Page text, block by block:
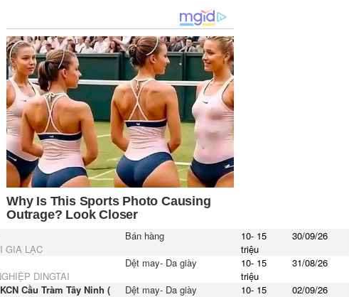
GIA LẠC
Bán hàng
10- 15
triệu
30/09/26
DINGTAI
Dệt may- Da giày
10- 15
triệu
31/08/26
Cầu Tràm Tây Ninh (
Dệt may- Da giày
10- 15
02/09/26